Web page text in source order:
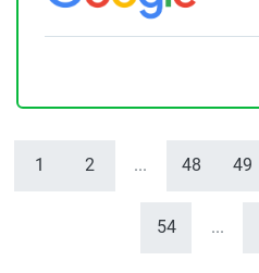
1 2 ... 48 49
54 ...